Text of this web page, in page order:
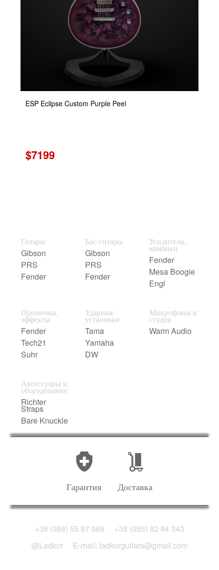
ESP Eclipse Custom Purple Peel
$7199
Гитары
Gibson
PRS
Fender
Бас-гитары
Gibson
PRS
Fender
Усилители,
комбики
Fender
Mesa Boogie
Engl
Примочки,
эффекты
Fender
Tech21
Suhr
Ударные
установки
Tama
Yamaha
DW
Микрофоны и
студия
Warm Audio
Аксессуары и
оборудование
Richter
Straps
Bare Knuckle
Гарантия Доставка
+38 (068) 55 87 068
+38 (095) 82 84 343
@Ladkor
E-mail: ladkorguitars@gmail.com